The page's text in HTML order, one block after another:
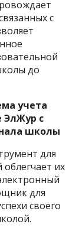
с
до
учета
ЭлЖур с
школы
для
их
для
своего